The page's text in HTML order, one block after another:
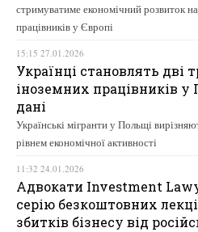
стримуватиме економічний розвиток
працівників у Європі
15:15 27.01.2026
Українці становлять дві
іноземних працівників у
дані
Українські мігранти у Польщі
рівнем економічної активності
11:32 24.01.2026
Адвокати Investment
серію безкоштовних
збитків бізнесу від